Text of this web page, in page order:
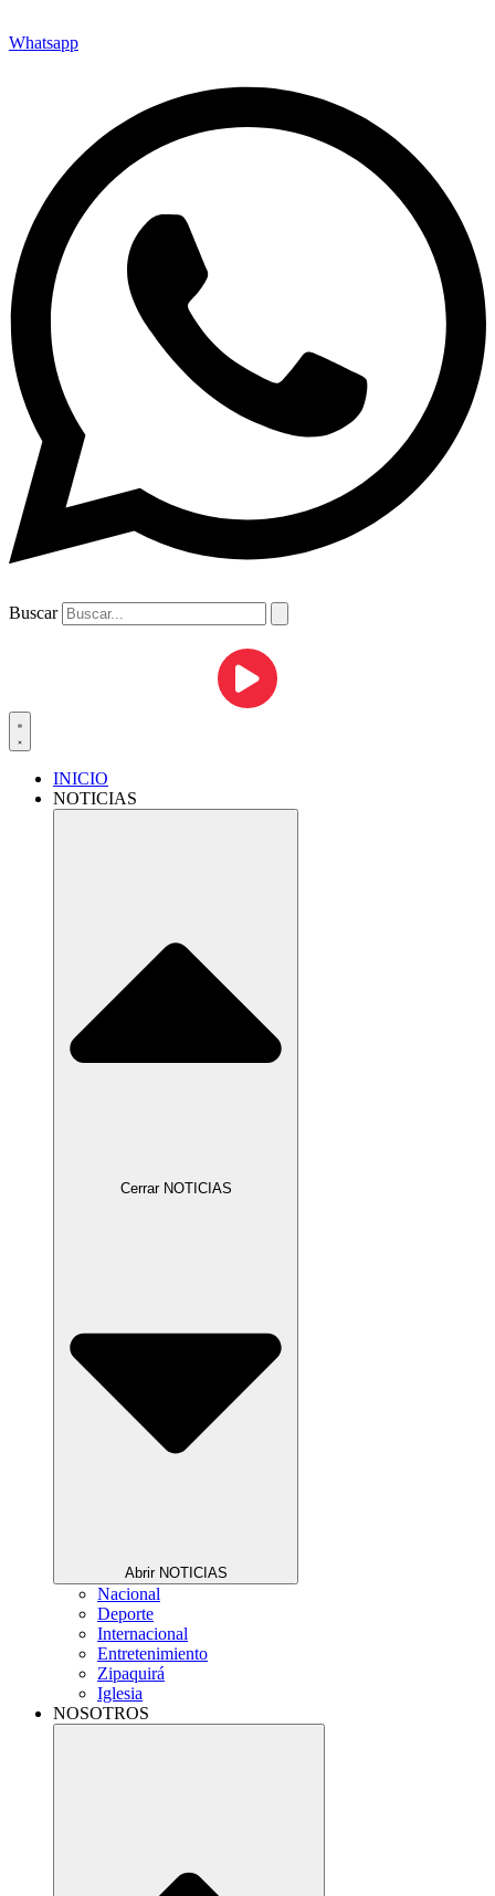
Whatsapp
Buscar
INICIO
NOTICIAS
Cerrar NOTICIAS
Abrir NOTICIAS
Nacional
Deporte
Internacional
Entretenimiento
Zipaquirá
Iglesia
NOSOTROS